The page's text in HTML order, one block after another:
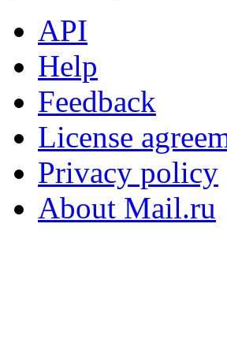
API
Help
Feedback
License
Privacy policy
About Mail.ru